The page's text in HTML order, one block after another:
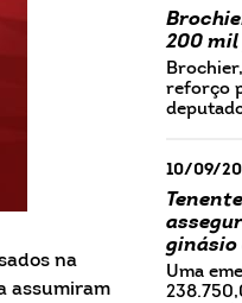
na
assumiram
200
reforço
10/09/
Uma